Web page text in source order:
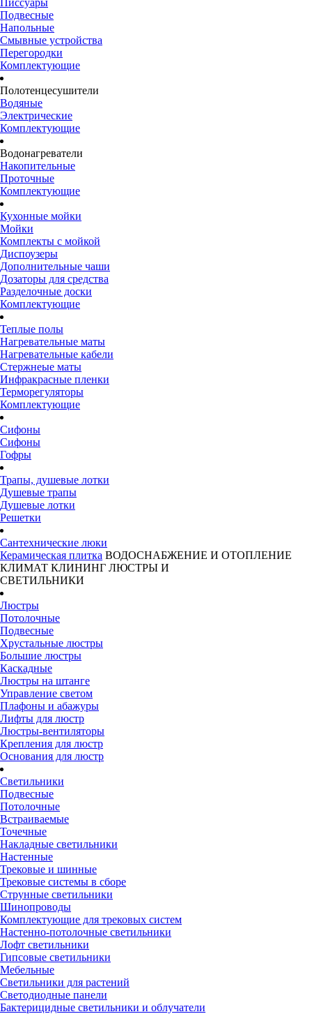
Писсуары
Подвесные
Напольные
Смывные устройства
Перегородки
Комплектующие
Полотенцесушители
Водяные
Электрические
Комплектующие
Водонагреватели
Накопительные
Проточные
Комплектующие
Кухонные мойки
Мойки
Комплекты с мойкой
Диспоузеры
Дополнительные чаши
Дозаторы для средства
Разделочные доски
Комплектующие
Теплые полы
Нагревательные маты
Нагревательные кабели
Стержнеые маты
Инфракрасные пленки
Терморегуляторы
Комплектующие
Сифоны
Сифоны
Гофры
Трапы, душевые лотки
Душевые трапы
Душевые лотки
Решетки
Сантехнические люки
Керамическая плитка ВОДОСНАБЖЕНИЕ И ОТОПЛЕНИЕ
КЛИМАТ КЛИНИНГ ЛЮСТРЫ И
СВЕТИЛЬНИКИ
Люстры
Потолочные
Подвесные
Хрустальные люстры
Большие люстры
Каскадные
Люстры на штанге
Управление светом
Плафоны и абажуры
Лифты для люстр
Люстры-вентиляторы
Крепления для люстр
Основания для люстр
Светильники
Подвесные
Потолочные
Встраиваемые
Точечные
Накладные светильники
Настенные
Трековые и шинные
Трековые системы в сборе
Струнные светильники
Шинопроводы
Комплектующие для трековых систем
Настенно-потолочные светильники
Лофт светильники
Гипсовые светильники
Мебельные
Светильники для растений
Светодиодные панели
Бактерицидные светильники и облучатели